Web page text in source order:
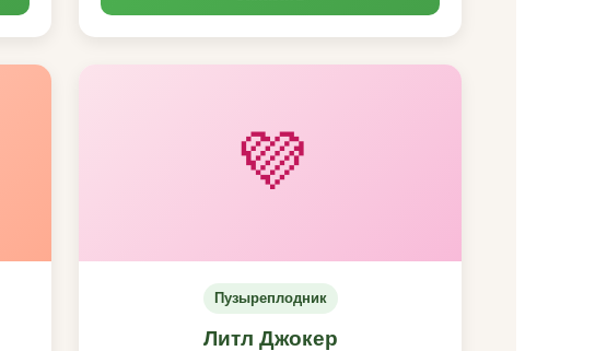
💜
Пузыреплодник
Литл Джокер